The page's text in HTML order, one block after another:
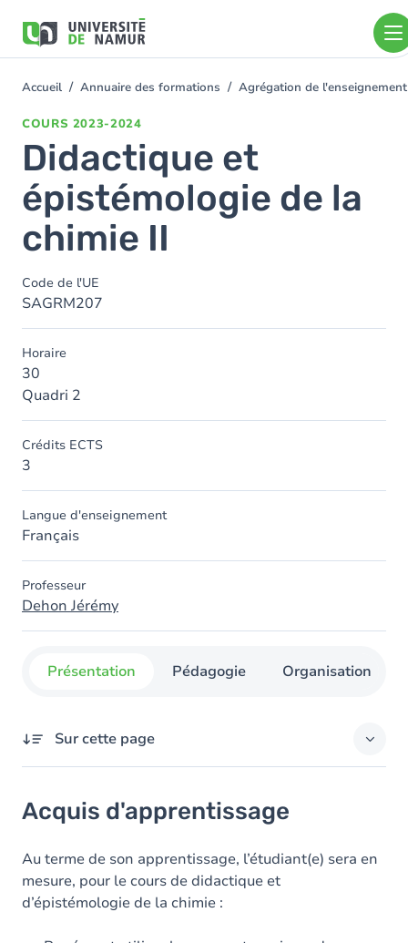
contenu
You
Accueil Annuaire des formations Agrégation de
COURS 2023-2024
Didactique et
épistémologie de la
chimie II
Code de l'UE
SAGRM207
Horaire
30
Quadri 2
Crédits ECTS
3
Langue d'enseignement
Français
Professeur
Dehon Jérémy
Présentation Pédagogie Organisation
Sur cette page
Objectifs
Contenu
Acquis d'apprentissage
Au terme de son apprentissage, l’étudiant(e) sera en
mesure, pour le cours de didactique et
d’épistémologie de la chimie :